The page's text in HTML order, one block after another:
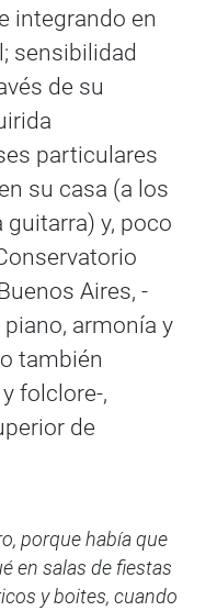
integrando en
sensibilidad
de su
particulares
su casa (a los
y, poco
Aires, -
armonía y
también
folclore-,
de
porque había que
en salas de fiestas
y boites, cuando